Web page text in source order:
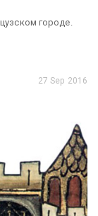
городе.
27 Sep 2016